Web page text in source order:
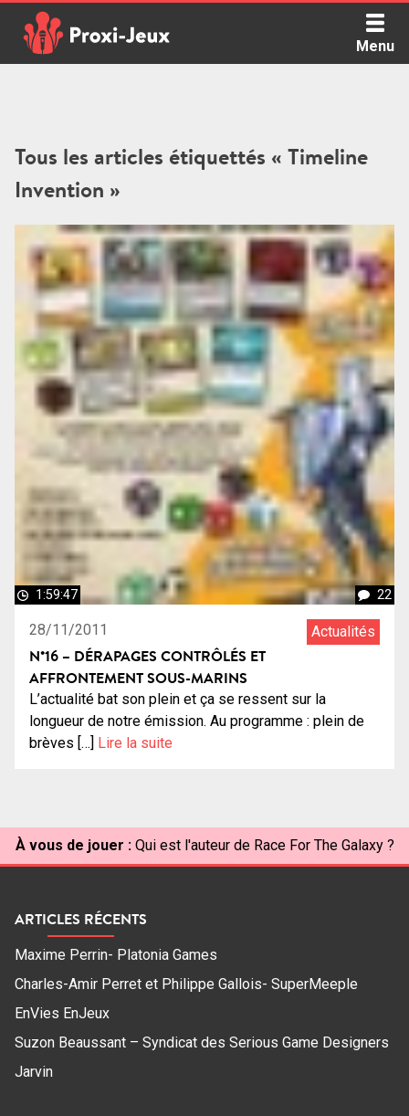
content
Menu
Tous les articles étiquettés « Timeline
Invention »
1:59:47 22
28/11/2011 Actualités
N°16 – DÉRAPAGES CONTRÔLÉS ET
AFFRONTEMENT SOUS-MARINS
L’actualité bat son plein et ça se ressent sur la
longueur de notre émission. Au programme : plein de
brèves […] Lire la suite
À vous de jouer : Qui est l'auteur de Race For The Galaxy ?
ARTICLES RÉCENTS
Maxime Perrin- Platonia Games
Charles-Amir Perret et Philippe Gallois- SuperMeeple
EnVies EnJeux
Suzon Beaussant – Syndicat des Serious Game Designers
Jarvin